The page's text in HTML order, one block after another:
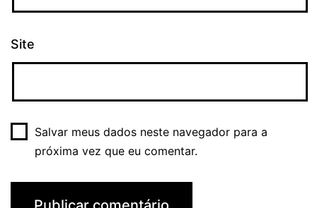
Site
Salvar meus dados neste navegador para a
próxima vez que eu comentar.